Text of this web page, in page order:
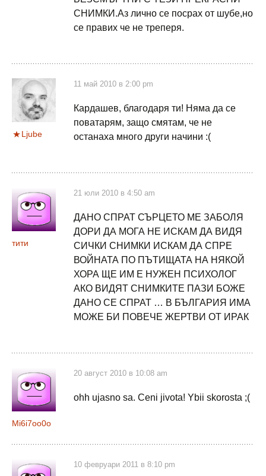
СНИМКИ.Аз лично се посрах от шубе,но
се правих че не треперя.
Ljube
11 май 2010 в 2:00 pm
Кардашев, благодаря ти! Няма да се
поватарям, защо смятам, че не
останаха много други начини :(
тити
21 юли 2010 в 4:50 am
ДАНО СПРАТ СЪРЦЕТО МЕ ЗАБОЛЯ
ДОРИ ДА МОГА НЕ ИСКАМ ДА ВИДЯ
СИЧКИ СНИМКИ ИСКАМ ДА СПРЕ
ВОЙНАТА ПО ПЪТИЩАТА НА НЯКОЙ
ХОРА ЩЕ ИМ Е НУЖЕН ПСИХОЛОГ
АКО ВИДЯТ СНИМКИТЕ ПАЗИ БОЖЕ
ДАНО СЕ СПРАТ … В БЪЛГАРИЯ ИМА
МОЖЕ БИ ПОВЕЧЕ ЖЕРТВИ ОТ ИРАК
Mi6i7oo0o
20 август 2010 в 10:08 am
ohh ujasno sa. Ceni jivota! Ybii skorosta ;(
10 февруари 2011 в 8:10 pm